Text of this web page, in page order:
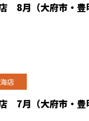
8月（大府市・豊
7月（大府市・豊
店